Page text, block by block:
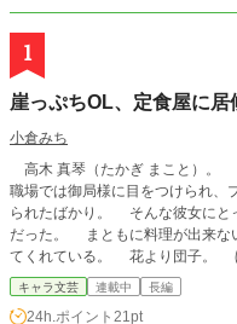
1
崖っぷちOL、定食屋に居
小倉みち
高木 真琴（たかぎ まこと）。 彼女の人生は現在、谷まっしぐらだった。
職場では御局様に目をつけられ、
られたばかり。 そんな彼女にとっての唯一の癒しは、同僚の兄が作るお弁当
だった。 まともに料理が出来ない彼女の代わりに、定額で毎日お弁当を作っ
てくれている。 花より団子。 ほかの何よりも食事が一番好きな彼女にとっ
て、お手軽でとても美味しいお弁当は、
んな日々を送る彼女に悲劇が訪れた。 家、全焼。 帰る場所を失っ
キャラ文芸 連載中 長編
24h.ポイント 21pt